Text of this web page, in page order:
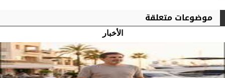
موضوعات متعلقة
الأخبار